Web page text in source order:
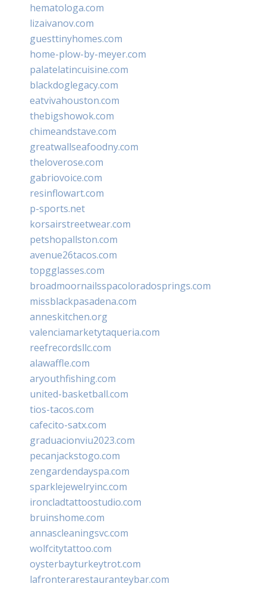
hematologa.com
lizaivanov.com
guesttinyhomes.com
home-plow-by-meyer.com
palatelatincuisine.com
blackdoglegacy.com
eatvivahouston.com
thebigshowok.com
chimeandstave.com
greatwallseafoodny.com
theloverose.com
gabriovoice.com
resinflowart.com
p-sports.net
korsairstreetwear.com
petshopallston.com
avenue26tacos.com
topgglasses.com
broadmoornailsspacoloradosprings.com
missblackpasadena.com
anneskitchen.org
valenciamarketytaqueria.com
reefrecordsllc.com
alawaffle.com
aryouthfishing.com
united-basketball.com
tios-tacos.com
cafecito-satx.com
graduacionviu2023.com
pecanjackstogo.com
zengardendayspa.com
sparklejewelryinc.com
ironcladtattoostudio.com
bruinshome.com
annascleaningsvc.com
wolfcitytattoo.com
oysterbayturkeytrot.com
lafronterarestauranteybar.com